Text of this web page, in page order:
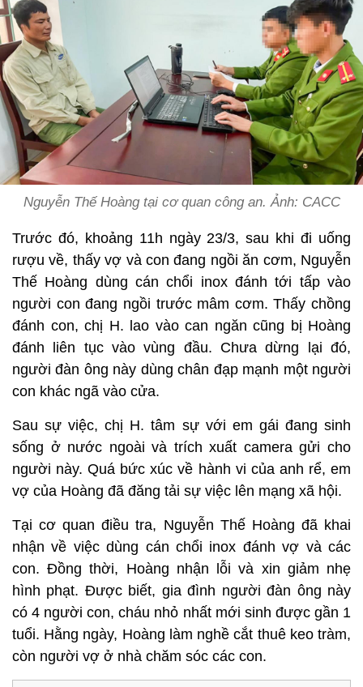
Nguyễn Thế Hoàng tại cơ quan công an. Ảnh: CACC
Trước đó, khoảng 11h ngày 23/3, sau khi đi uống
rượu về, thấy vợ và con đang ngồi ăn cơm, Nguyễn
Thế Hoàng dùng cán chổi inox đánh tới tấp vào
người con đang ngồi trước mâm cơm. Thấy chồng
đánh con, chị H. lao vào can ngăn cũng bị Hoàng
đánh liên tục vào vùng đầu. Chưa dừng lại đó,
người đàn ông này dùng chân đạp mạnh một người
con khác ngã vào cửa.
Sau sự việc, chị H. tâm sự với em gái đang sinh
sống ở nước ngoài và trích xuất camera gửi cho
người này. Quá bức xúc về hành vi của anh rể, em
vợ của Hoàng đã đăng tải sự việc lên mạng xã hội.
Tại cơ quan điều tra, Nguyễn Thế Hoàng đã khai
nhận về việc dùng cán chổi inox đánh vợ và các
con. Đồng thời, Hoàng nhận lỗi và xin giảm nhẹ
hình phạt. Được biết, gia đình người đàn ông này
có 4 người con, cháu nhỏ nhất mới sinh được gần 1
tuổi. Hằng ngày, Hoàng làm nghề cắt thuê keo tràm,
còn người vợ ở nhà chăm sóc các con.